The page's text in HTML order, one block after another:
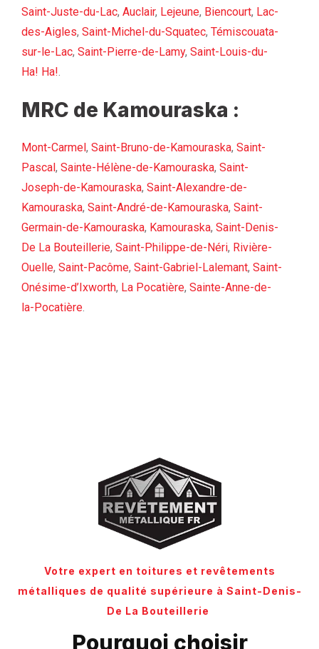
Saint-Juste-du-Lac, Auclair, Lejeune, Biencourt, Lac-
des-Aigles, Saint-Michel-du-Squatec, Témiscouata-
sur-le-Lac, Saint-Pierre-de-Lamy, Saint-Louis-du-
Ha! Ha!.
MRC de Kamouraska :
Mont-Carmel , Saint-Bruno-de-Kamouraska, Saint-
Pascal , Sainte-Hélène-de-Kamouraska, Saint-
Joseph-de-Kamouraska, Saint-Alexandre-de-
Kamouraska, Saint-André-de-Kamouraska, Saint-
Germain-de-Kamouraska, Kamouraska, Saint-Denis-
De La Bouteillerie, Saint-Philippe-de-Néri, Rivière-
Ouelle, Saint-Pacôme, Saint-Gabriel-Lalemant, Saint-
Onésime-d’Ixworth, La Pocatière, Sainte-Anne-de-
la-Pocatière.
Votre expert en toitures et revêtements
métalliques de qualité supérieure à Saint-Denis-
De La Bouteillerie
Pourquoi choisir